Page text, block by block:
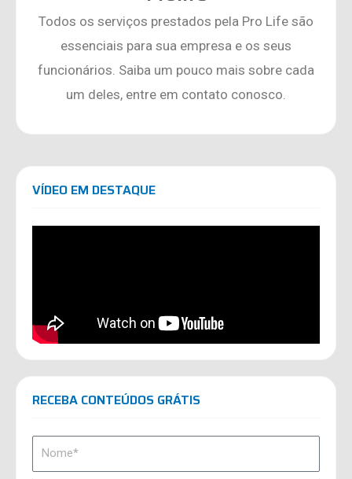
Todos os serviços prestados pela Pro Life são
essenciais para sua empresa e os seus
funcionários. Saiba um pouco mais sobre cada
um deles, entre em contato conosco.
VÍDEO EM DESTAQUE
RECEBA CONTEÚDOS GRÁTIS